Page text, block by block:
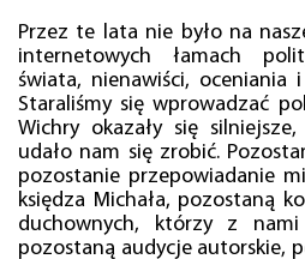
Przez te lata nie było na
internetowych łamach
świata, nienawiści, oceniania
Staraliśmy się wprowadzać
Wichry okazały się
udało nam się zrobić.
pozostanie przepowiadanie
księdza Michała, pozostaną
duchownych, którzy z nami
pozostaną audycje autorskie,